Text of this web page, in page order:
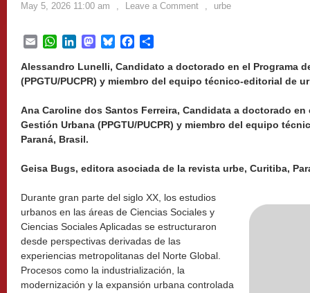
May 5, 2026 11:00 am , Leave a Comment , urbe
EmailWhatsApp
LinkedInMastodon
BlueskyFacebook
Alessandro Lunelli, Candidato a doctorado en el Programa
(PPGTU/PUCPR) y miembro del equipo técnico-editorial de
Ana Caroline dos Santos Ferreira, Candidata a doctorado en
Gestión Urbana (PPGTU/PUCPR) y miembro del equipo
Paraná, Brasil.
Geisa Bugs, editora asociada de la revista urbe, Curitiba,
Durante gran parte del siglo XX, los estudios
urbanos en las áreas de Ciencias Sociales y
Ciencias Sociales Aplicadas se estructuraron
desde perspectivas derivadas de las
experiencias metropolitanas del Norte Global.
Procesos como la industrialización, la
modernización y la expansión urbana controlada